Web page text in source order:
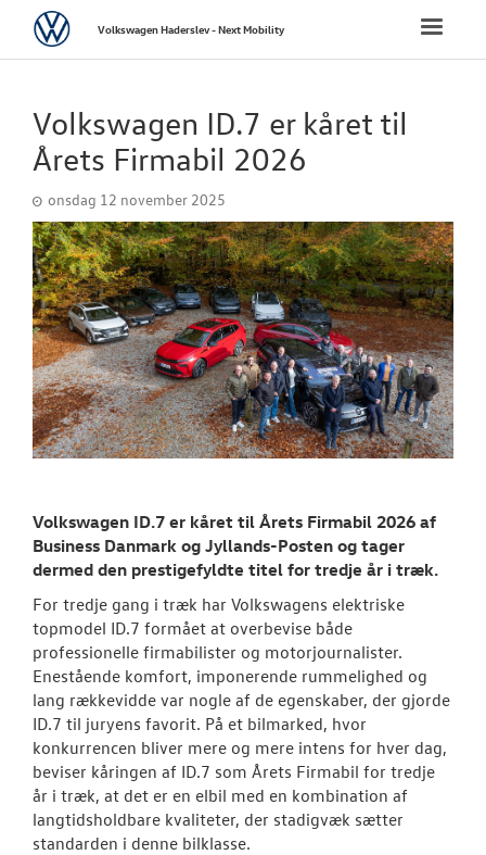
BRUGTE BILER
LEJ EN 7
MULTIVAN
VÆRKSTED
SKADECENTER
TILBEHØR
NYHEDER
Danmarks
Aktuelt
OM OS
RESERVEDELE
Toggle
VolkswagenVolkswagen Haderslev - Next Mobility
Volkswagen ID.7 er kåret til
Årets Firmabil 2026
onsdag 12 november 2025
Volkswagen ID.7 er kåret til Årets Firmabil 2026 af
Business Danmark og Jyllands-Posten og tager
dermed den prestigefyldte titel for tredje år i træk.
For tredje gang i træk har Volkswagens elektriske
topmodel ID.7 formået at overbevise både
professionelle firmabilister og motorjournalister.
Enestående komfort, imponerende rummelighed og
lang rækkevidde var nogle af de egenskaber, der gjorde
ID.7 til juryens favorit. På et bilmarked, hvor
konkurrencen bliver mere og mere intens for hver dag,
beviser kåringen af ID.7 som Årets Firmabil for tredje
år i træk, at det er en elbil med en kombination af
langtidsholdbare kvaliteter, der stadigvæk sætter
standarden i denne bilklasse.